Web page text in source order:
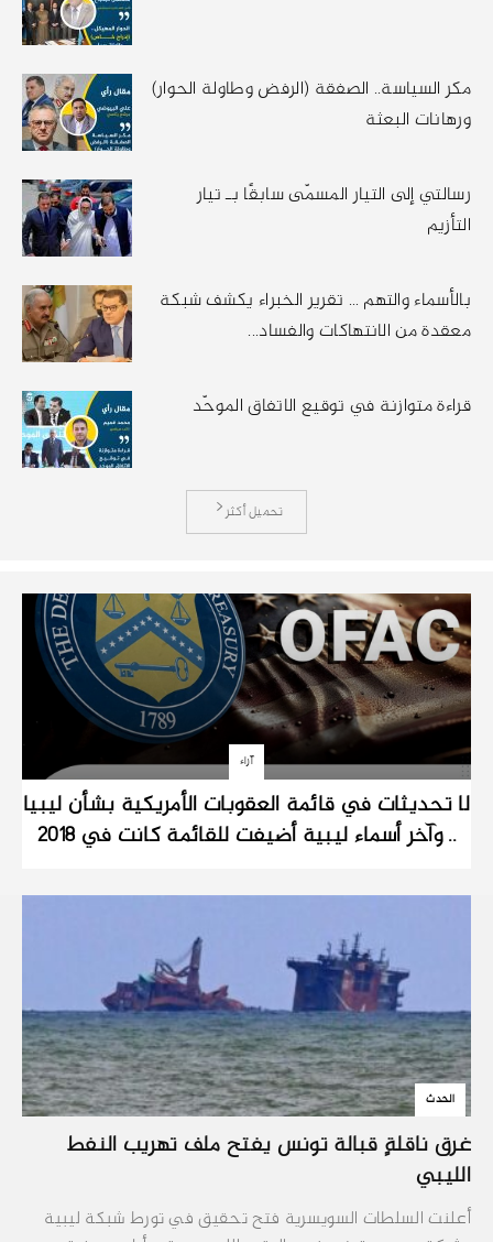
مكر السياسة.. الصفقة (الرفض وطاولة الحوار)
ورهانات البعثة
رسالتي إلى التيار المسمّى سابقًا بـ تيار
التأزيم
بالأسماء والتهم … تقرير الخبراء يكشف شبكة
معقدة من الانتهاكات والفساد...
قراءة متوازنة في توقيع الاتفاق الموحّد
تحميل أكثر
آراء
لا تحديثات في قائمة العقوبات الأمريكية بشأن ليبيا
.. وآخر أسماء ليبية أضيفت للقائمة كانت في 2018
الحدث
غرق ناقلةٍ قبالة تونس يفتح ملف تهريب النفط
الليبي
أعلنت السلطات السويسرية فتح تحقيق في تورط شبكة ليبية